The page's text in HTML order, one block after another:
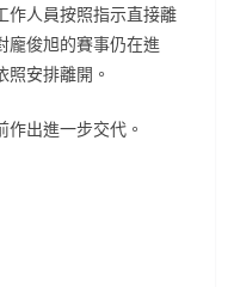
作人員按照指示直接離
龐俊旭的賽事仍在進
安排離開。
出進一步交代。